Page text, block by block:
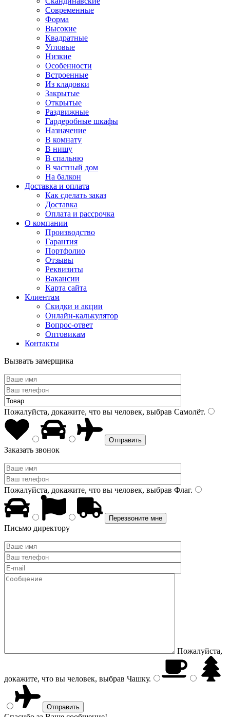
Современные
Форма
Высокие
Квадратные
Угловые
Низкие
Особенности
Встроенные
Из кладовки
Закрытые
Открытые
Раздвижные
Гардеробные шкафы
Назначение
В комнату
В нишу
В спальню
В частный дом
На балкон
Доставка и оплата
Как сделать заказ
Доставка
Оплата и рассрочка
О компании
Производство
Гарантия
Портфолио
Отзывы
Реквизиты
Вакансии
Карта сайта
Клиентам
Скидки и акции
Онлайн-калькулятор
Вопрос-ответ
Оптовикам
Контакты
Вызвать замерщика
Пожалуйста, докажите, что вы человек, выбрав Самолёт.
Заказать звонок
Пожалуйста, докажите, что вы человек, выбрав Флаг.
Письмо директору
Пожалуйста,
докажите, что вы человек, выбрав Чашку.